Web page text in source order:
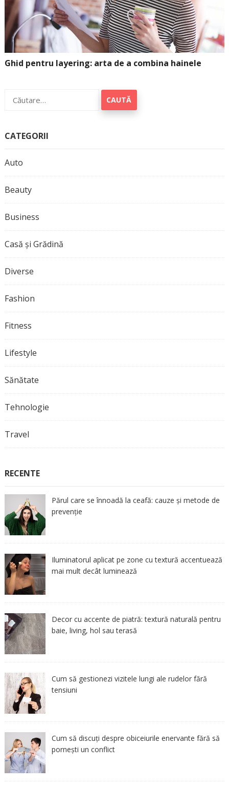
Ghid pentru layering: arta de a combina hainele
după:
CATEGORII
Auto
Beauty
Business
Casă și Grădină
Diverse
Fashion
Fitness
Lifestyle
Sănătate
Tehnologie
Travel
RECENTE
Părul care se înnoadă la ceafă: cauze și metode de
prevenție
Iluminatorul aplicat pe zone cu textură accentuează
mai mult decât luminează
Decor cu accente de piatră: textură naturală pentru
baie, living, hol sau terasă
Cum să gestionezi vizitele lungi ale rudelor fără
tensiuni
Cum să discuți despre obiceiurile enervante fără să
pornești un conflict